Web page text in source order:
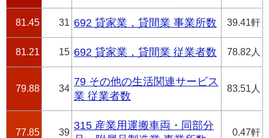
81.45 31 692 貸家業，貸間業 事業所数 39.41軒
81.21 15 692 貸家業，貸間業 従業者数 78.82人
79.88 34
79 その他の生活関連サービス
業 従業者数
83.51人
77.85 39
315 産業用運搬車両・同部分
0.47軒